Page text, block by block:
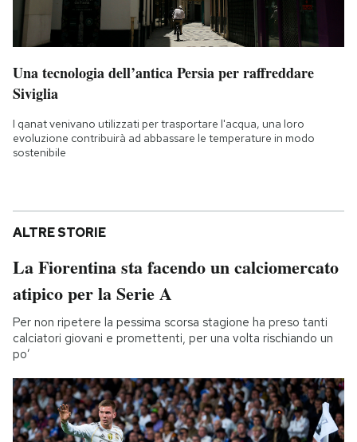
Una tecnologia dell’antica Persia per raffreddare
Siviglia
I qanat venivano utilizzati per trasportare l'acqua, una loro
evoluzione contribuirà ad abbassare le temperature in modo
sostenibile
ALTRE STORIE
La Fiorentina sta facendo un calciomercato
atipico per la Serie A
Per non ripetere la pessima scorsa stagione ha preso tanti
calciatori giovani e promettenti, per una volta rischiando un
po’